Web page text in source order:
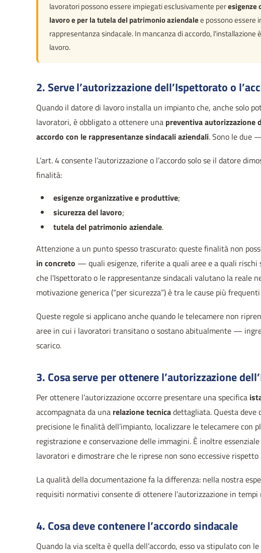
lavoratori possono essere impiegati esclusivamente peresigenze
lavoro e per la tutela del patrimonio aziendalee possono essere
rappresentanza sindacale. In mancanza di accordo, l'installazione
lavoro.
2. Serve l’autorizzazione dell’Ispettorato o
Quando il datore di lavoro installa un impianto che, anche solo
lavoratori, è obbligato a ottenere una preventiva autorizzazione
accordo con le rappresentanze sindacali aziendali. Sono le due
L’art. 4 consente l’autorizzazione o l’accordo solo se il datore
finalità:
esigenze organizzative e produttive;
sicurezza del lavoro;
tutela del patrimonio aziendale.
Attenzione a un punto spesso trascurato: queste finalità non
in concreto — quali esigenze, riferite a quali aree e a quali
che l’Ispettorato o le rappresentanze sindacali valutano la reale
motivazione generica (“per sicurezza”) è tra le cause più
Queste regole si applicano anche quando le telecamere non
aree in cui i lavoratori transitano o sostano abitualmente —
scarico.
3. Cosa serve per ottenere l’autorizzazione
Per ottenere l’autorizzazione occorre presentare una specifica
accompagnata da una relazione tecnicadettagliata. Questa deve
precisione le finalità dell’impianto, localizzare le telecamere con
registrazione e conservazione delle immagini. È inoltre
lavoratori e dimostrare che le riprese non sono eccessive
La qualità della documentazione fa la differenza: nella nostra
requisiti normativi consente di ottenere l’autorizzazione in tempi
4. Cosa deve contenere l’accordo sindacale
Quando la via scelta è quella dell’accordo, esso va stipulato con le